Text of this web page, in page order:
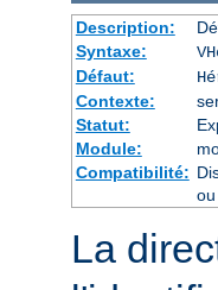
Description:
Syntaxe:
Défaut:
Contexte:
Statut:
Module:
Compatibilité:
ou
La